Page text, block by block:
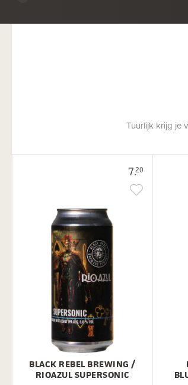
Tuurlijk krijg je
7.20
BLACK REBEL BREWING /
RIOAZUL SUPERSONIC